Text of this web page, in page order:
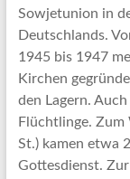
Sowjetunion in
Deutschlands.
1945 bis 1947
Kirchen
den Lagern.
Flüchtlinge. Zum
St.) kamen etwa
Gottesdienst.